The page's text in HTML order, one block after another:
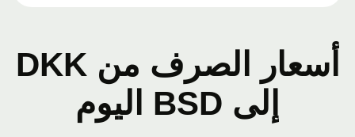
أسعار الصرف من DKK
إلى BSD اليوم